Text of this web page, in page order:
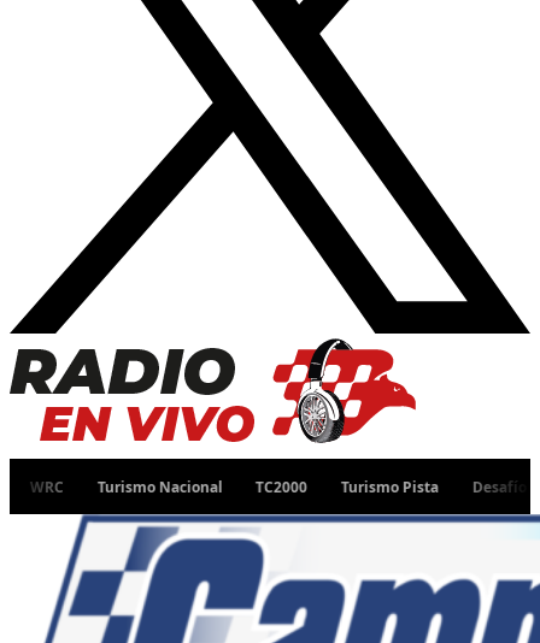
Turismo Nacional TC2000 Turismo Pista Desafío Ruta 40